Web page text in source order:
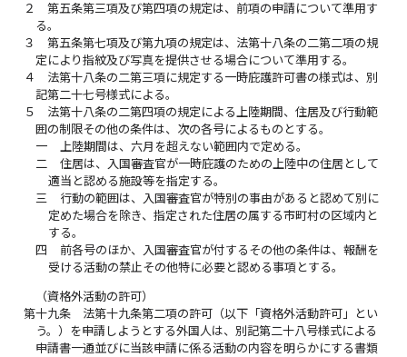
２
第五条第三項及び第四項の規定は、前項の申請について準用す
る。
３
第五条第七項及び第九項の規定は、法第十八条の二第二項の規
定により指紋及び写真を提供させる場合について準用する。
４
法第十八条の二第三項に規定する一時庇護許可書の様式は、別
記第二十七号様式による。
５
法第十八条の二第四項の規定による上陸期間、住居及び行動範
囲の制限その他の条件は、次の各号によるものとする。
一
上陸期間は、六月を超えない範囲内で定める。
二
住居は、入国審査官が一時庇護のための上陸中の住居として
適当と認める施設等を指定する。
三
行動の範囲は、入国審査官が特別の事由があると認めて別に
定めた場合を除き、指定された住居の属する市町村の区域内と
する。
四
前各号のほか、入国審査官が付するその他の条件は、報酬を
受ける活動の禁止その他特に必要と認める事項とする。
（資格外活動の許可）
第十九条
法第十九条第二項の許可（以下「資格外活動許可」とい
う。）を申請しようとする外国人は、別記第二十八号様式による
申請書一通並びに当該申請に係る活動の内容を明らかにする書類